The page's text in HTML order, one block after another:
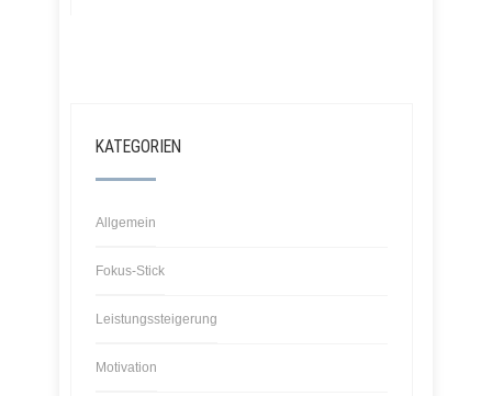
KATEGORIEN
Allgemein
Fokus-Stick
Leistungssteigerung
Motivation